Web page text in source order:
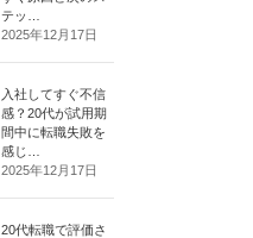
テッ…
2025年12月17日
入社してすぐ不信
感？20代が試用期
間中に転職失敗を
感じ…
2025年12月17日
20代転職で評価さ